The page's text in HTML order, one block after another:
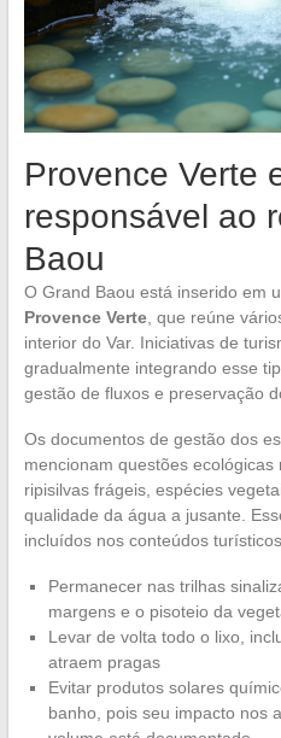
Provence Verte
responsável ao
Baou
O Grand Baou está inserido em
Provence Verte, que reúne
interior do Var. Iniciativas de
gradualmente integrando esse
gestão de fluxos e preservação
Os documentos de gestão dos
mencionam questões
ripisilvas frágeis, espécies
qualidade da água a jusante.
incluídos nos conteúdos
Permanecer nas trilhas
margens e o pisoteio da
Levar de volta todo o lixo,
atraem pragas
Evitar produtos solares
banho, pois seu impacto nos